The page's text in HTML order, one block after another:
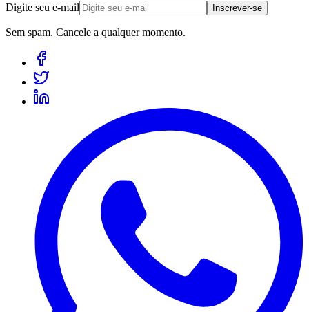
Digite seu e-mail Inscrever-se
Sem spam. Cancele a qualquer momento.